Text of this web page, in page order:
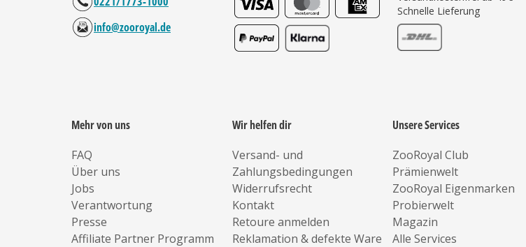
info@zooroyal.de
Schnelle Lieferung
Mehr von uns
FAQ
Über uns
Jobs
Verantwortung
Presse
Affiliate Partner Programm
Wir helfen dir
Versand- und
Zahlungsbedingungen
Widerrufsrecht
Kontakt
Retoure anmelden
Reklamation & defekte Ware
Unsere Services
ZooRoyal Club
Prämienwelt
ZooRoyal Eigenmarken
Probierwelt
Magazin
Alle Services